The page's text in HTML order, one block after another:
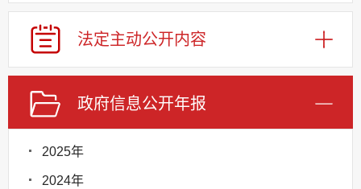
法定主动公开内容
政府信息公开年报
2025年
2024年